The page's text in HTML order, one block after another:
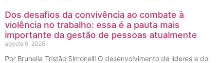
Dos desafios da convivência ao combate à
violência no trabalho: essa é a pauta mais
importante da gestão de pessoas atualmente
agosto 6, 2026
Por Brunella Tristão Simonelli O desenvolvimento de líderes e do